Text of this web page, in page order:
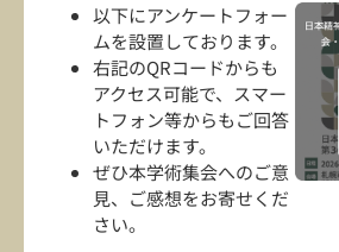
以下にアンケートフォー
ムを設置しております。
右記のQRコードからも
アクセス可能で、スマー
トフォン等からもご回答
いただけます。
ぜひ本学術集会へのご意
見、ご感想をお寄せくだ
さい。